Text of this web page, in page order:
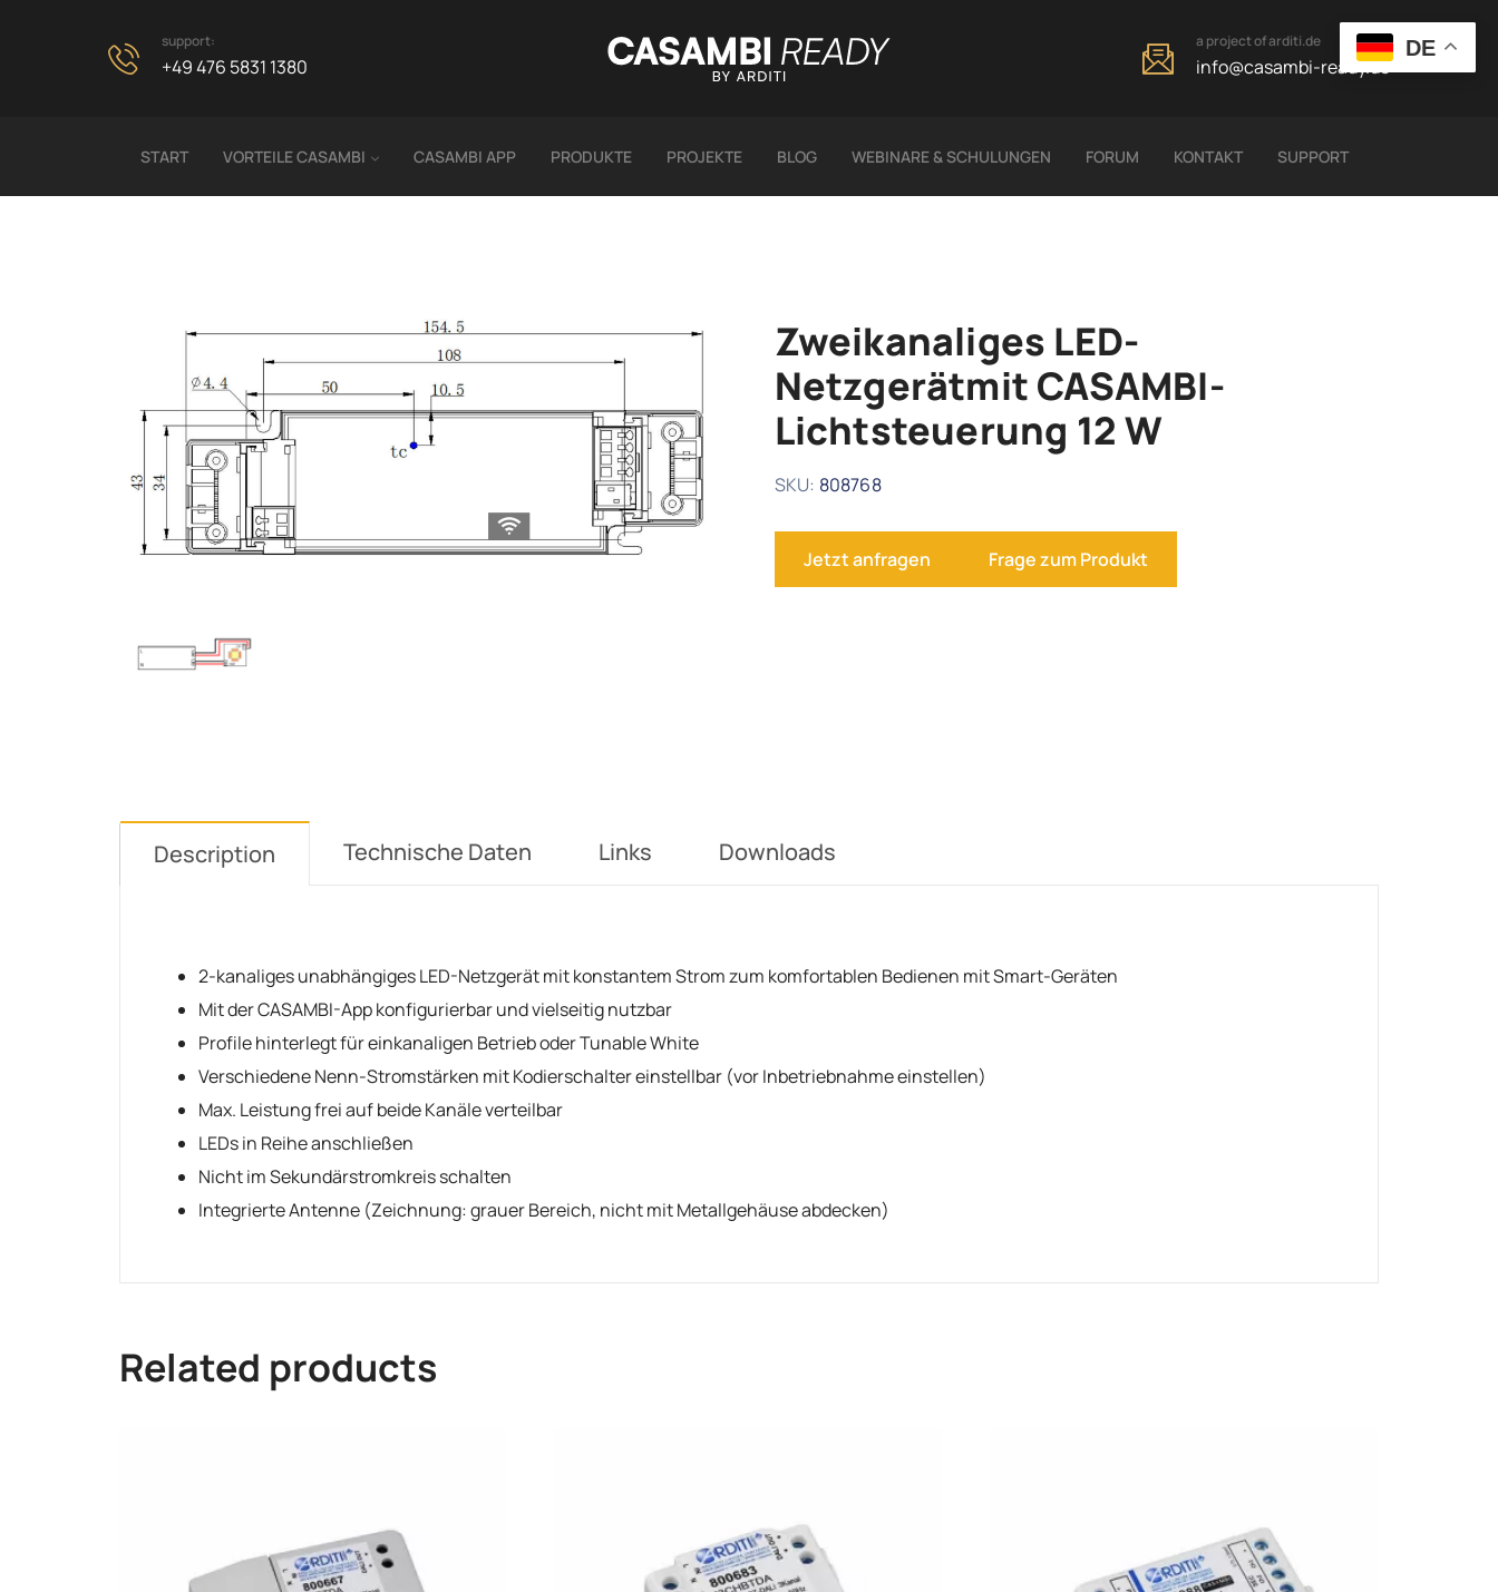
support:
+49 476 5831 1380
a project of arditi.de
info@casambi-ready.de
START VORTEILE CASAMBI CASAMBI APP PRODUKTE PROJEKTE BLOG WEBINARE & SCHULUNGEN FORUM KONTAKT SUPPORT
Zweikanaliges LED-
Netzgerätmit CASAMBI-
Lichtsteuerung 12 W
SKU: 808768
Jetzt anfragen Frage zum Produkt
Description Technische Daten Links Downloads
2-kanaliges unabhängiges LED-Netzgerät mit konstantem Strom zum komfortablen Bedienen mit Smart-Geräten
Mit der CASAMBI-App konfigurierbar und vielseitig nutzbar
Profile hinterlegt für einkanaligen Betrieb oder Tunable White
Verschiedene Nenn-Stromstärken mit Kodierschalter einstellbar (vor Inbetriebnahme einstellen)
Max. Leistung frei auf beide Kanäle verteilbar
LEDs in Reihe anschließen
Nicht im Sekundärstromkreis schalten
Integrierte Antenne (Zeichnung: grauer Bereich, nicht mit Metallgehäuse abdecken)
Related products
DE